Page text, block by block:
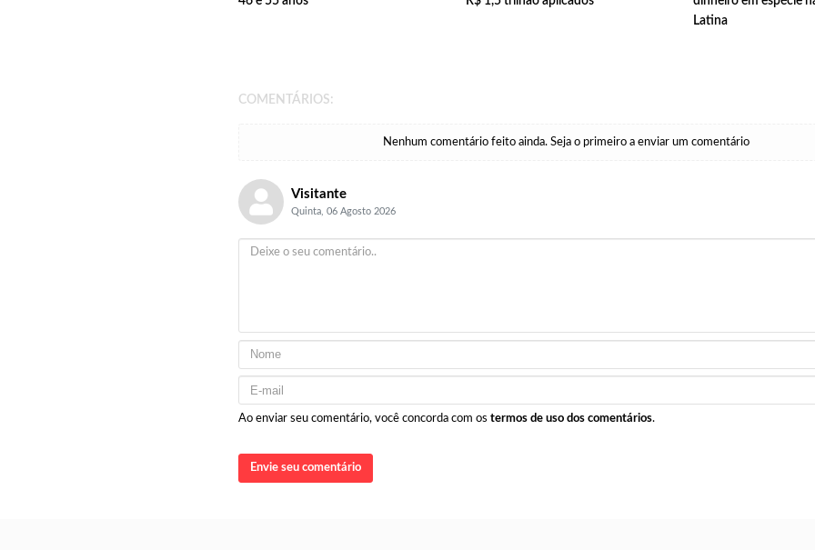
Latina
COMENTÁRIOS:
Nenhum comentário feito ainda. Seja o primeiro a enviar um comentário
Visitante
Quinta, 06 Agosto 2026
Ao enviar seu comentário, você concorda com os termos de uso dos comentários.
Envie seu comentário